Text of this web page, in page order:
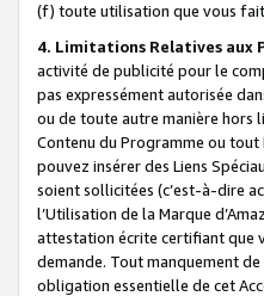
(f) toute utilisation que vous
4. Limitations Relatives aux
activité de publicité pour le
pas expressément autorisée
ou de toute autre manière hors
Contenu du Programme ou
pouvez insérer des Liens
soient sollicitées (c’est-à-dire
l’Utilisation de la Marque
attestation écrite certifiant que
demande. Tout manquement
obligation essentielle de cet